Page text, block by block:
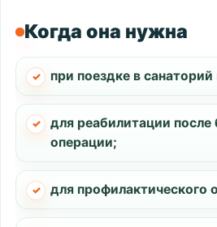
Когда она нужна
при поездке в санаторий
для реабилитации после
операции;
для профилактического